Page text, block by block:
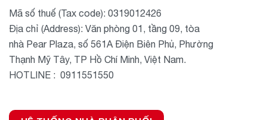
Mã số thuế (Tax code): 0319012426
Địa chỉ (Address): Văn phòng 01, tầng 09, tòa
nhà Pear Plaza, số 561A Điện Biên Phủ, Phường
Thạnh Mỹ Tây, TP Hồ Chí Minh, Việt Nam.
HOTLINE : 0911551550